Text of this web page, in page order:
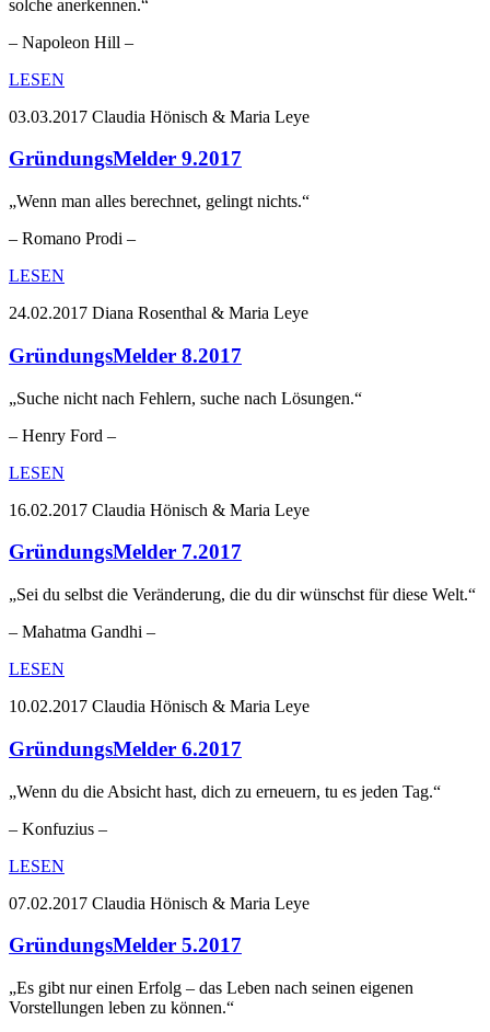
solche anerkennen.“
– Napoleon Hill –
LESEN
03.03.2017 Claudia Hönisch & Maria Leye
GründungsMelder 9.2017
„Wenn man alles berechnet, gelingt nichts.“
– Romano Prodi –
LESEN
24.02.2017 Diana Rosenthal & Maria Leye
GründungsMelder 8.2017
„Suche nicht nach Fehlern, suche nach Lösungen.“
– Henry Ford –
LESEN
16.02.2017 Claudia Hönisch & Maria Leye
GründungsMelder 7.2017
„Sei du selbst die Veränderung, die du dir wünschst für diese Welt.“
– Mahatma Gandhi –
LESEN
10.02.2017 Claudia Hönisch & Maria Leye
GründungsMelder 6.2017
„Wenn du die Absicht hast, dich zu erneuern, tu es jeden Tag.“
– Konfuzius –
LESEN
07.02.2017 Claudia Hönisch & Maria Leye
GründungsMelder 5.2017
„Es gibt nur einen Erfolg – das Leben nach seinen eigenen
Vorstellungen leben zu können.“